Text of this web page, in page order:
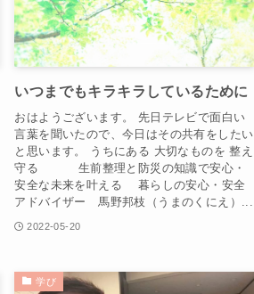
いつまでもキラキラしているために
おはようございます。 先日テレビで面白い
言葉を聞いたので、今日はその共有をしたい
と思います。 うちにある 大切なものを 整え
守る 生前整理と防災の知識で安心・
安全な未来を叶える 暮らしの安心・安全
アドバイザー 馬野邦枝（うまのくにえ）...
2022-05-20
学び